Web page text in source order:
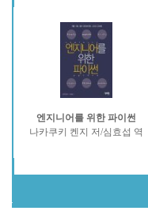
엔지니어를 위한 파이썬
나카쿠키 켄지 저/심효섭 역